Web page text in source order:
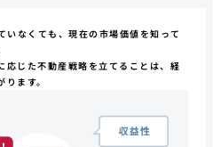
いなくても、現在の市場価値を知って
応じた不動産戦略を立てることは、経
ます。